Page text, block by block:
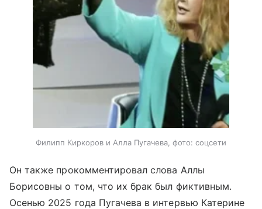
Филипп Киркоров и Алла Пугачева, фото: соцсети
Он также прокомментировал слова Аллы
Борисовны о том, что их брак был фиктивным.
Осенью 2025 года Пугачева в интервью Катерине